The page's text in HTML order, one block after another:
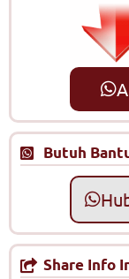
Butuh
Share Info